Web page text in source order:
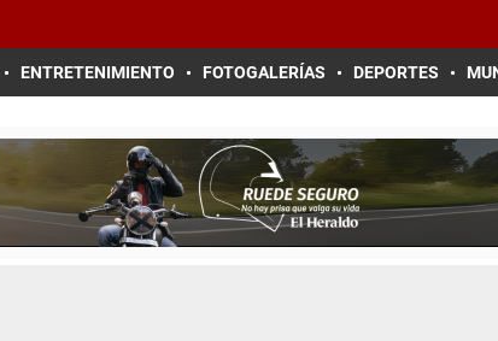
ENTRETENIMIENTO FOTOGALERÍAS DEPORTES